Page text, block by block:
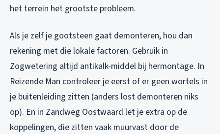
het terrein het grootste probleem.
Als je zelf je gootsteen gaat demonteren, hou dan
rekening met die lokale factoren. Gebruik in
Zogwetering altijd antikalk-middel bij hermontage. In
Reizende Man controleer je eerst of er geen wortels in
je buitenleiding zitten (anders lost demonteren niks
op). En in Zandweg Oostwaard let je extra op de
koppelingen, die zitten vaak muurvast door de